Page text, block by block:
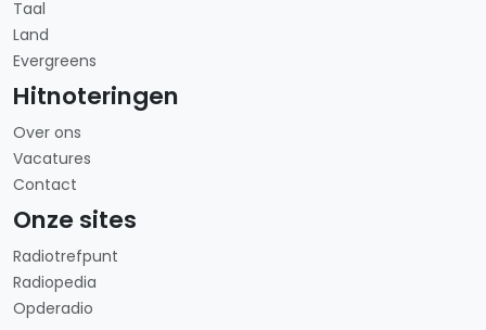
Taal
Land
Evergreens
Hitnoteringen
Over ons
Vacatures
Contact
Onze sites
Radiotrefpunt
Radiopedia
Opderadio